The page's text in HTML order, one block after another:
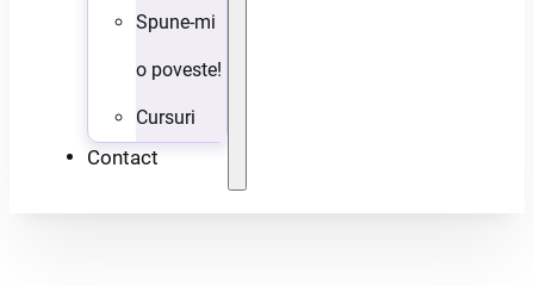
Spune-mi
o poveste!
Cursuri
Contact